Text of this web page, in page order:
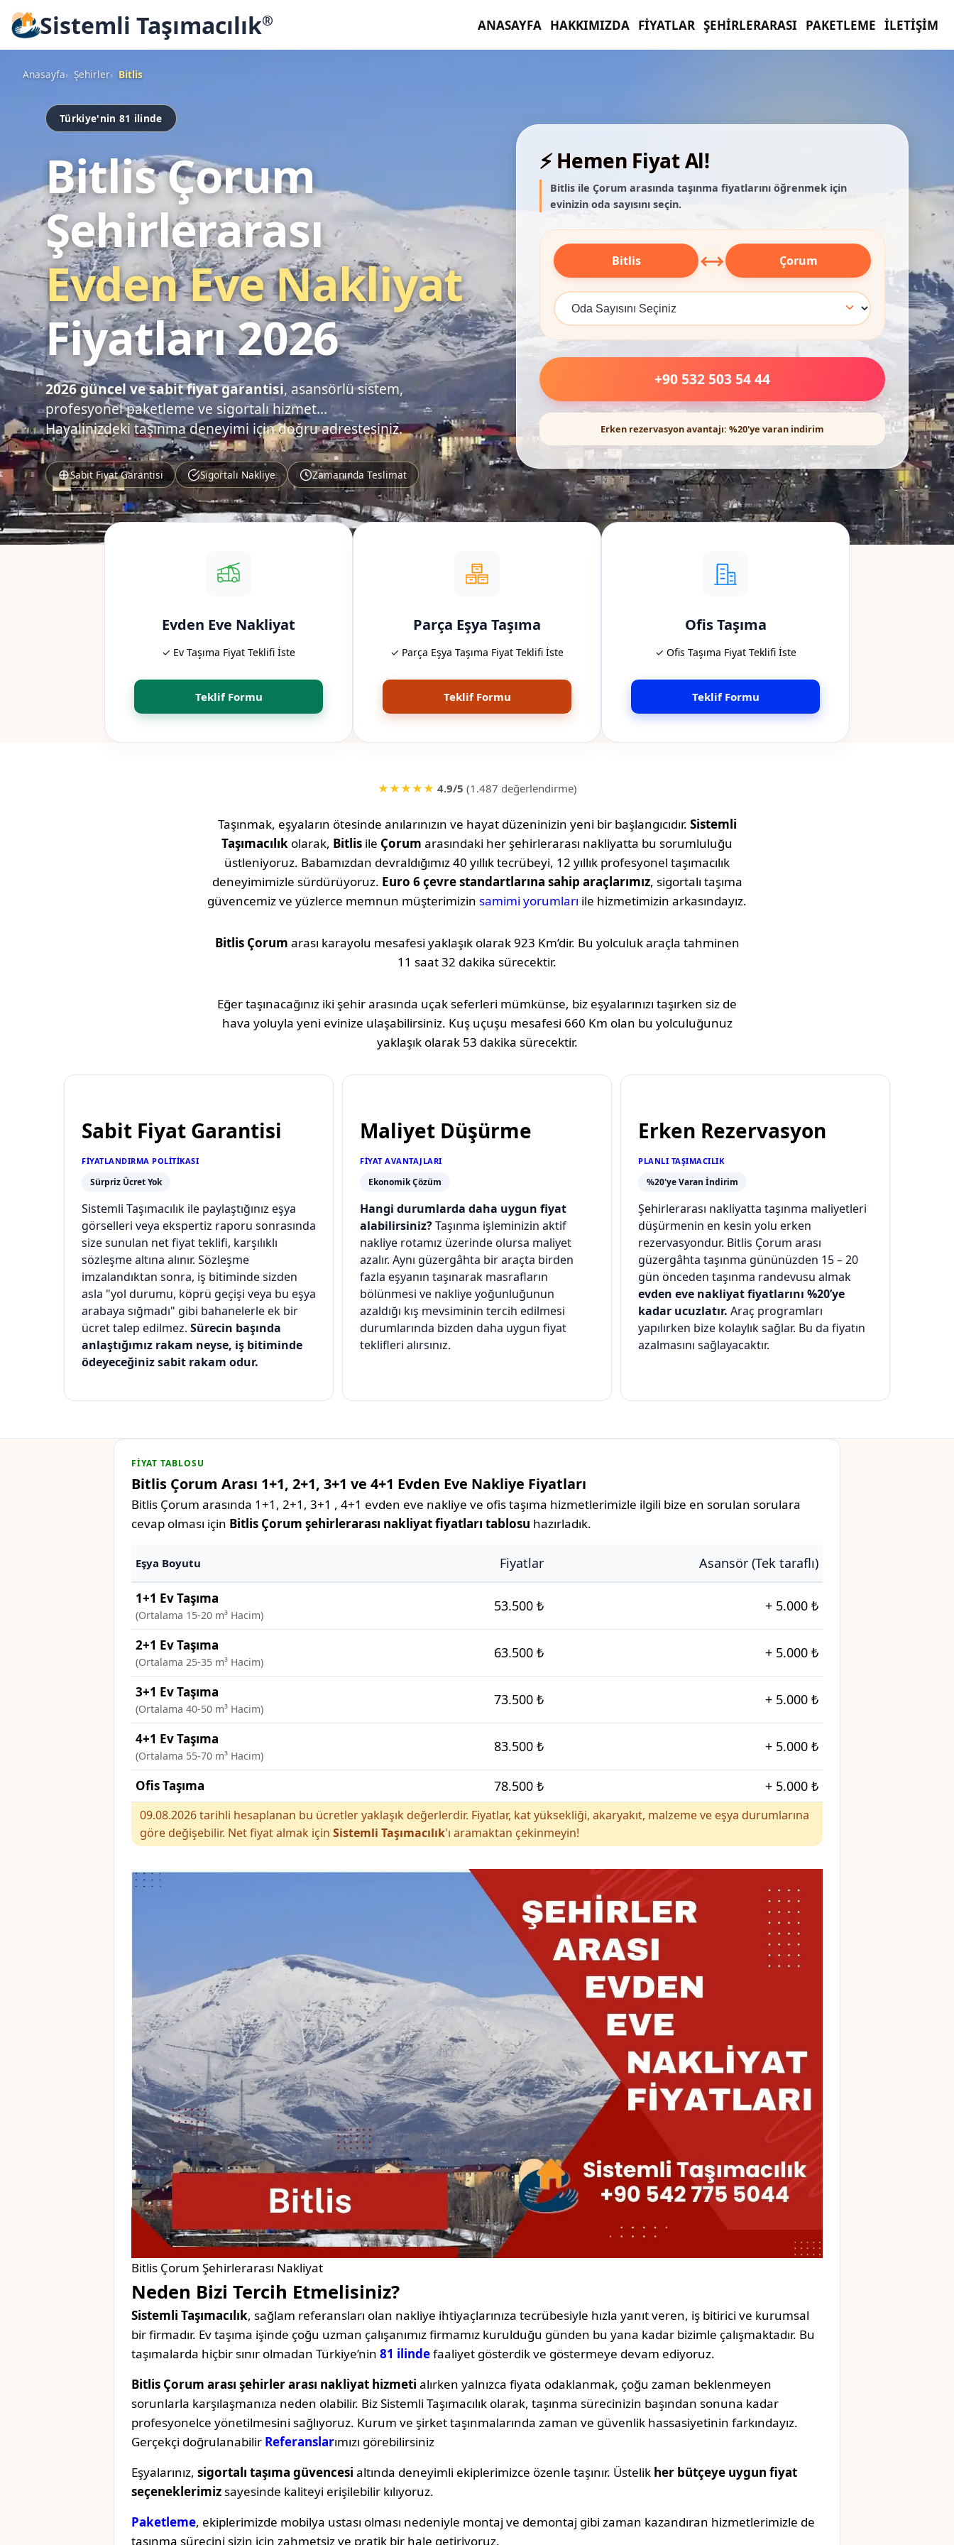
Sistemli Taşımacılık® ANASAYFA HAKKIMIZDA FIYATLAR ŞEHIRLERARASI PAKETLEME İLETIŞIM
Anasayfa Şehirler Bitlis
Türkiye'nin 81 ilinde
Bitlis Çorum
Şehirlerarası
Evden Eve Nakliyat
Fiyatları 2026
2026 güncel ve sabit fiyat garantisi, asansörlü sistem,
profesyonel paketleme ve sigortalı hizmet...
Hayalinizdeki taşınma deneyimi için doğru adrestesiniz.
Sabit Fiyat Garantisi Sigortalı Nakliye Zamanında Teslimat
⚡ Hemen Fiyat Al!
Bitlis ile Çorum arasında taşınma fiyatlarını öğrenmek için
evinizin oda sayısını seçin.
Bitlis ⟷ Çorum
+90 532 503 54 44
Erken rezervasyon avantajı: %20'ye varan indirim
Evden Eve Nakliyat
✓ Ev Taşıma Fiyat Teklifi İste
Teklif Formu
Parça Eşya Taşıma
✓ Parça Eşya Taşıma Fiyat Teklifi İste
Teklif Formu
Ofis Taşıma
✓ Ofis Taşıma Fiyat Teklifi İste
Teklif Formu
★★★★★ 4.9/5 (1.487 değerlendirme)
Taşınmak, eşyaların ötesinde anılarınızın ve hayat düzeninizin yeni bir başlangıcıdır. Sistemli
Taşımacılık olarak, Bitlis ile Çorum arasındaki her şehirlerarası nakliyatta bu sorumluluğu
üstleniyoruz. Babamızdan devraldığımız 40 yıllık tecrübeyi, 12 yıllık profesyonel taşımacılık
deneyimimizle sürdürüyoruz. Euro 6 çevre standartlarına sahip araçlarımız, sigortalı taşıma
güvencemiz ve yüzlerce memnun müşterimizin samimi yorumları ile hizmetimizin arkasındayız.
Bitlis Çorum arası karayolu mesafesi yaklaşık olarak923 Km’dir. Bu yolculuk araçla tahminen
11 saat 32 dakika sürecektir.
Eğer taşınacağınız iki şehir arasında uçak seferleri mümkünse, biz eşyalarınızı taşırken siz de
hava yoluyla yeni evinize ulaşabilirsiniz. Kuş uçuşu mesafesi 660 Km olan bu yolculuğunuz
yaklaşık olarak 53 dakika sürecektir.
Sabit Fiyat Garantisi
FIYATLANDIRMA POLITIKASI
Sürpriz Ücret Yok
Sistemli Taşımacılık ile paylaştığınız eşya
görselleri veya ekspertiz raporu sonrasında
size sunulan net fiyat teklifi, karşılıklı
sözleşme altına alınır. Sözleşme
imzalandıktan sonra, iş bitiminde sizden
asla "yol durumu, köprü geçişi veya bu eşya
arabaya sığmadı" gibi bahanelerle ek bir
ücret talep edilmez. Sürecin başında
anlaştığımız rakam neyse, iş bitiminde
ödeyeceğiniz sabit rakam odur.
Maliyet Düşürme
FIYAT AVANTAJLARI
Ekonomik Çözüm
Hangi durumlarda daha uygun fiyat
alabilirsiniz?Taşınma işleminizin aktif
nakliye rotamız üzerinde olursa maliyet
azalır. Aynı güzergâhta bir araçta birden
fazla eşyanın taşınarak masrafların
bölünmesi ve nakliye yoğunluğunun
azaldığı kış mevsiminin tercih edilmesi
durumlarında bizden daha uygun fiyat
teklifleri alırsınız.
Erken Rezervasyon
PLANLI TAŞIMACILIK
%20'ye Varan İndirim
Şehirlerarası nakliyatta taşınma maliyetleri
düşürmenin en kesin yolu erken
rezervasyondur. Bitlis Çorum arası
güzergâhta taşınma gününüzden 15 – 20
gün önceden taşınma randevusu almak
evden eve nakliyat fiyatlarını %20’ye
kadar ucuzlatır. Araç programları
yapılırken bize kolaylık sağlar. Bu da fiyatın
azalmasını sağlayacaktır.
FIYAT TABLOSU
Bitlis Çorum Arası 1+1, 2+1, 3+1 ve 4+1 Evden Eve Nakliye Fiyatları
Bitlis Çorum arasında 1+1, 2+1, 3+1 , 4+1 evden eve nakliye ve ofis taşıma hizmetlerimizle ilgili bize en sorulan sorulara
cevap olması için Bitlis Çorum şehirlerarası nakliyat fiyatları tablosu hazırladık.
Eşya Boyutu Fiyatlar Asansör (Tek taraflı)
1+1 Ev Taşıma
(Ortalama 15-20 m³ Hacim)
53.500 ₺ + 5.000 ₺
2+1 Ev Taşıma
(Ortalama 25-35 m³ Hacim)
63.500 ₺ + 5.000 ₺
3+1 Ev Taşıma
(Ortalama 40-50 m³ Hacim)
73.500 ₺ + 5.000 ₺
4+1 Ev Taşıma
(Ortalama 55-70 m³ Hacim)
83.500 ₺ + 5.000 ₺
Ofis Taşıma 78.500 ₺ + 5.000 ₺
09.08.2026 tarihli hesaplanan bu ücretler yaklaşık değerlerdir. Fiyatlar, kat yüksekliği, akaryakıt, malzeme ve eşya durumlarına
göre değişebilir. Net fiyat almak için Sistemli Taşımacılık'ı aramaktan çekinmeyin!
Bitlis Çorum Şehirlerarası Nakliyat
Neden Bizi Tercih Etmelisiniz?
Sistemli Taşımacılık, sağlam referansları olan nakliye ihtiyaçlarınıza tecrübesiyle hızla yanıt veren, iş bitirici ve kurumsal
bir firmadır. Ev taşıma işinde çoğu uzman çalışanımız firmamız kurulduğu günden bu yana kadar bizimle çalışmaktadır. Bu
taşımalarda hiçbir sınır olmadan Türkiye’nin 81 ilindefaaliyet gösterdik ve göstermeye devam ediyoruz.
Bitlis Çorum arası şehirler arası nakliyat hizmeti alırken yalnızca fiyata odaklanmak, çoğu zaman beklenmeyen
sorunlarla karşılaşmanıza neden olabilir. Biz Sistemli Taşımacılık olarak, taşınma sürecinizin başından sonuna kadar
profesyonelce yönetilmesini sağlıyoruz. Kurum ve şirket taşınmalarında zaman ve güvenlik hassasiyetinin farkındayız.
Gerçekçi doğrulanabilir Referanslarımızı görebilirsiniz
Eşyalarınız, sigortalı taşıma güvencesi altında deneyimli ekiplerimizce özenle taşınır. Üstelik her bütçeye uygun fiyat
seçeneklerimizsayesinde kaliteyi erişilebilir kılıyoruz.
Paketleme, ekiplerimizde mobilya ustası olması nedeniyle montaj ve demontaj gibi zaman kazandıran hizmetlerimizle de
taşınma sürecini sizin için zahmetsiz ve pratik bir hale getiriyoruz.